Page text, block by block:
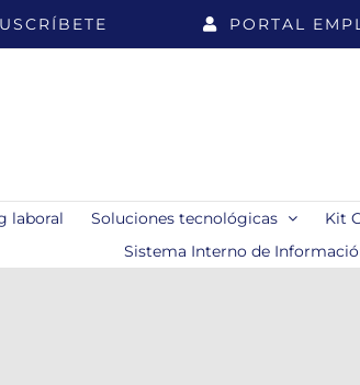
PORTAL
laboral Soluciones tecnológicas Kit
Sistema Interno de